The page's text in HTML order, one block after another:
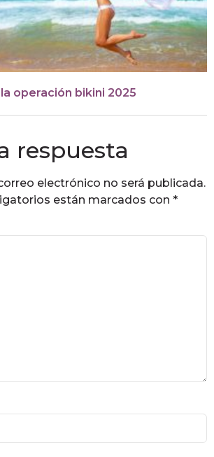
operación bikini 2025
respuesta
electrónico no será publicada.
están marcados con *